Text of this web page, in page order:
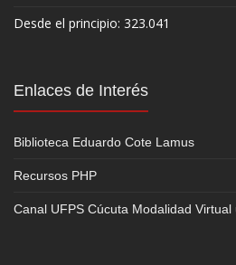
Desde el principio: 323.041
Enlaces de Interés
Biblioteca Eduardo Cote Lamus
Recursos PHP
Canal UFPS Cúcuta Modalidad